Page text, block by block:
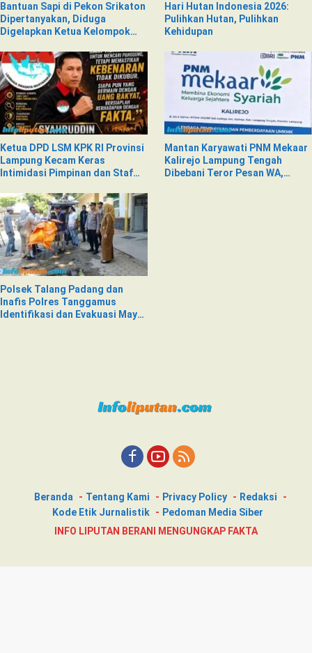
Bantuan Sapi di Pekon Srikaton
Dipertanyakan, Diduga
Digelapkan Ketua Kelompok
Hari Hutan Indonesia 2026:
Pulihkan Hutan, Pulihkan
Kehidupan
Ketua DPD LSM KPK RI Provinsi
Lampung Kecam Keras
Intimidasi Pimpinan dan Staf
Nad
Mantan Karyawati PNM Mekaar
Kalirejo Lampung Tengah
Dibebani Teror Pesan WA,
Polsek Talang Padang dan
Inafis Polres Tanggamus
Identifikasi dan Evakuasi Mayat
Beranda Tentang Kami Privacy Policy
Redaksi
Kode Etik Jurnalistik
Pedoman Media Siber
INFO LIPUTAN BERANI MENGUNGKAP FAKTA